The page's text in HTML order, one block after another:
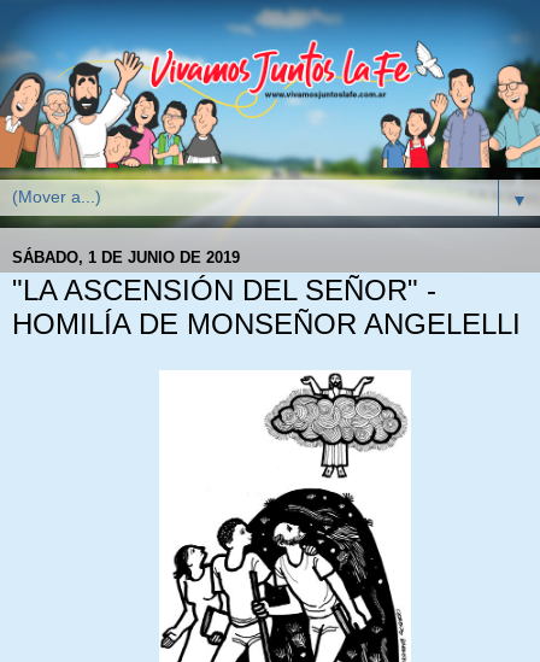
▼
SÁBADO, 1 DE JUNIO DE 2019
"LA ASCENSIÓN DEL SEÑOR" -
HOMILÍA DE MONSEÑOR ANGELELLI